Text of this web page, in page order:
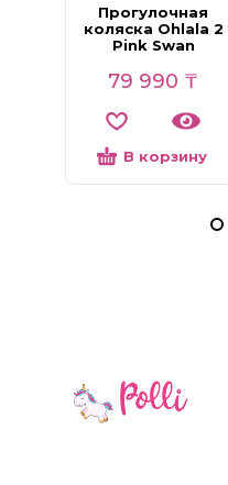
Прогулочная
коляска Ohlala 2
Pink Swan
79 990 ₸
В корзину